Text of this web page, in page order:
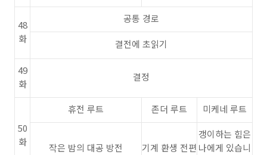
48
화
공통 경로
결전에 초읽기
49
화
결정
50
화
휴전 루트 존더 루트 미케네 루트
작은 밤의 대공 방전 기계 환생 전편
갱이하는 힘은
나에게 있습니